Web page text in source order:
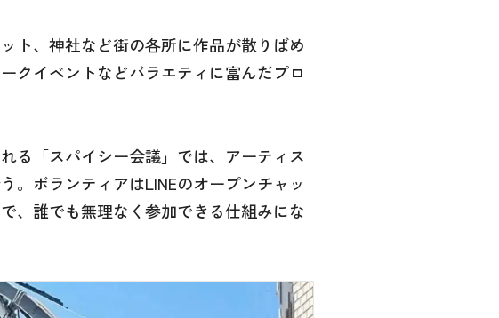
ト、神社など街の各所に作品が散りばめ
クイベントなどバラエティに富んだプロ
る「スパイシー会議」では、アーティス
。ボランティアはLINEのオープンチャッ
、誰でも無理なく参加できる仕組みにな